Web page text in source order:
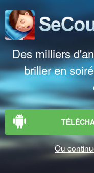
Des milliers
briller en
Ou